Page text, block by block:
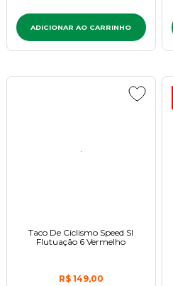
ADICIONAR AO CARRINHO
Taco De Ciclismo Speed Sl
Flutuação 6 Vermelho
R$ 149,00